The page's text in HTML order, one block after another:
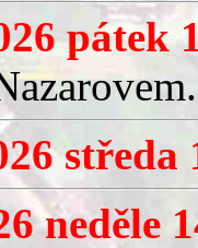
pátek
středa
neděle